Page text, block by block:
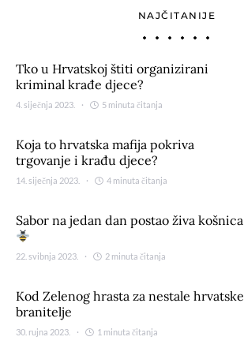
NAJČITANIJE
Tko u Hrvatskoj štiti organizirani
kriminal krađe djece?
4. siječnja 2023. 5 minuta čitanja
Koja to hrvatska mafija pokriva
trgovanje i krađu djece?
14. siječnja 2023. 4 minuta čitanja
Sabor na jedan dan postao živa košnica
22. svibnja 2023. 2 minuta čitanja
Kod Zelenog hrasta za nestale hrvatske
branitelje
30. rujna 2023. 1 minuta čitanja